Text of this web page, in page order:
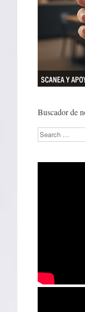
Buscador de
Search